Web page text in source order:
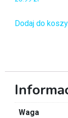
Dodaj do
Waga